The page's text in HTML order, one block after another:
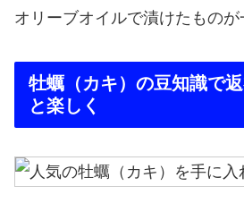
オリーブオイルで漬けたものが
牡蠣（カキ）の豆知識で
と楽しく